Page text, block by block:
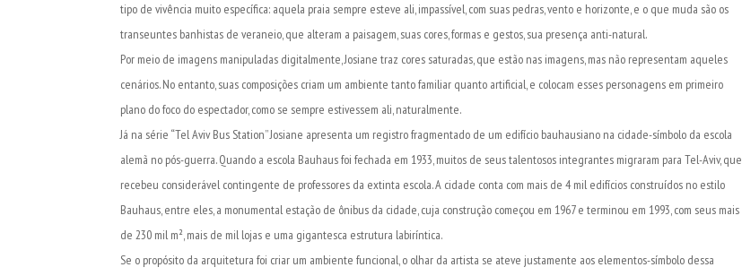
tipo de vivência muito específica: aquela praia sempre esteve ali, impassível, com suas pedras, vento e horizonte, e o que muda são os
transeuntes banhistas de veraneio, que alteram a paisagem, suas cores, formas e gestos, sua presença anti-natural.
Por meio de imagens manipuladas digitalmente, Josiane traz cores saturadas, que estão nas imagens, mas não representam aqueles
cenários. No entanto, suas composições criam um ambiente tanto familiar quanto artificial, e colocam esses personagens em primeiro
plano do foco do espectador, como se sempre estivessem ali, naturalmente.
Já na série “Tel Aviv Bus Station” Josiane apresenta um registro fragmentado de um edifício bauhausiano na cidade-símbolo da escola
alemã no pós-guerra. Quando a escola Bauhaus foi fechada em 1933, muitos de seus talentosos integrantes migraram para Tel-Aviv, que
recebeu considerável contingente de professores da extinta escola. A cidade conta com mais de 4 mil edifícios construídos no estilo
Bauhaus, entre eles, a monumental estação de ônibus da cidade, cuja construção começou em 1967 e terminou em 1993, com seus mais
de 230 mil m², mais de mil lojas e uma gigantesca estrutura labiríntica.
Se o propósito da arquitetura foi criar um ambiente funcional, o olhar da artista se ateve justamente aos elementos-símbolo dessa